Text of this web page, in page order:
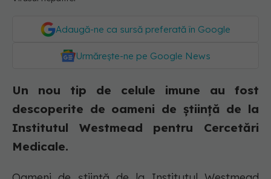
Adaugă-ne ca sursă preferată în Google
Urmărește-ne pe Google News
Un nou tip de celule imune au fost
descoperite de oameni de știință de la
Institutul Westmead pentru Cercetări
Medicale.